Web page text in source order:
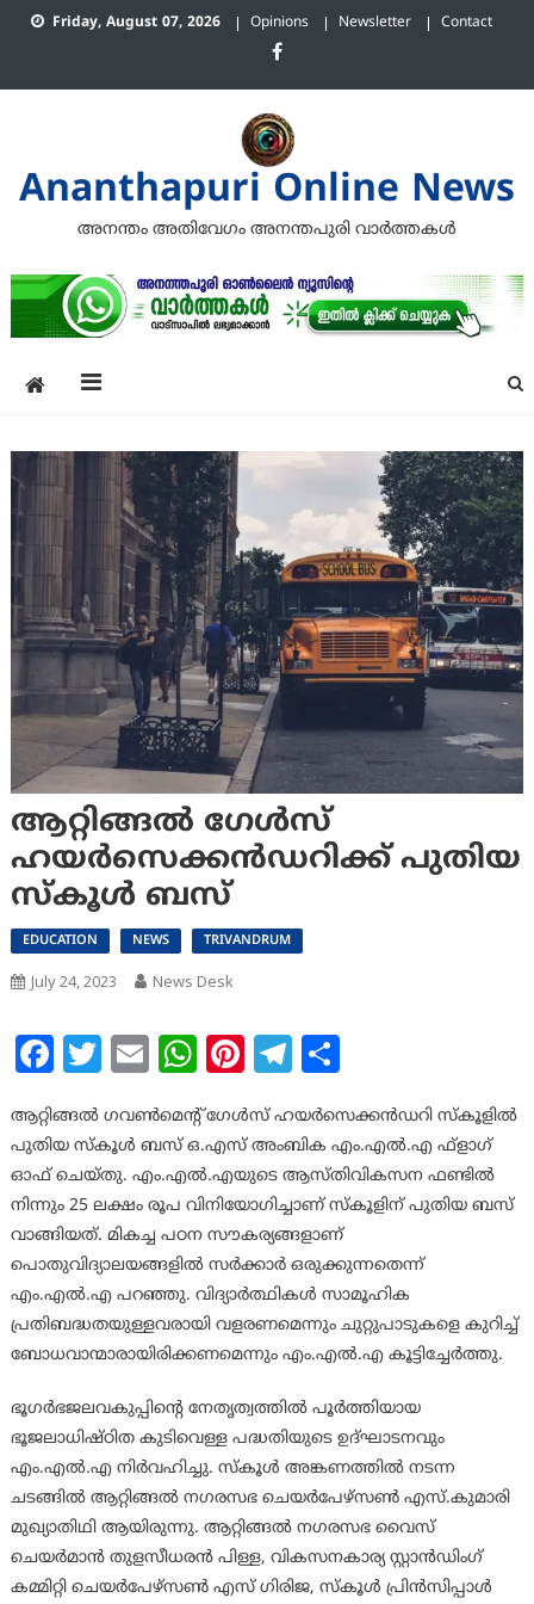
Skip
Friday, August 07, 2026 Opinions Newsletter Contact
Ananthapuri Online News
അനന്തം അതിവേഗം അനന്തപുരി വാര്‍ത്തകള്‍
ആറ്റിങ്ങൽ ഗേൾസ്
ഹയർസെക്കൻഡറിക്ക് പുതിയ
സ്‌കൂൾ ബസ്
EDUCATION NEWS TRIVANDRUM
July 24, 2023 News Desk
Facebook
Twitter
EmailWhatsApp
Pinterest
Telegram
Share
ആറ്റിങ്ങൽ ഗവൺമെന്റ് ഗേൾസ് ഹയർസെക്കൻഡറി സ്‌കൂളിൽ
പുതിയ സ്‌കൂൾ ബസ് ഒ.എസ് അംബിക എം.എൽ.എ ഫ്‌ളാഗ്
ഓഫ് ചെയ്തു. എം.എൽ.എയുടെ ആസ്തിവികസന ഫണ്ടിൽ
നിന്നും 25 ലക്ഷം രൂപ വിനിയോഗിച്ചാണ് സ്‌കൂളിന് പുതിയ ബസ്
വാങ്ങിയത്. മികച്ച പഠന സൗകര്യങ്ങളാണ്
പൊതുവിദ്യാലയങ്ങളിൽ സർക്കാർ ഒരുക്കുന്നതെന്ന്
എം.എൽ.എ പറഞ്ഞു. വിദ്യാർത്ഥികൾ സാമൂഹിക
പ്രതിബദ്ധതയുള്ളവരായി വളരണമെന്നും ചുറ്റുപാടുകളെ കുറിച്ച്
ബോധവാന്മാരായിരിക്കണമെന്നും എം.എൽ.എ കൂട്ടിച്ചേർത്തു.
ഭൂഗർഭജലവകുപ്പിന്റെ നേതൃത്വത്തിൽ പൂർത്തിയായ
ഭൂജലാധിഷ്ഠിത കുടിവെള്ള പദ്ധതിയുടെ ഉദ്ഘാടനവും
എം.എൽ.എ നിർവഹിച്ചു. സ്‌കൂൾ അങ്കണത്തിൽ നടന്ന
ചടങ്ങിൽ ആറ്റിങ്ങൽ നഗരസഭ ചെയർപേഴ്‌സൺ എസ്.കുമാരി
മുഖ്യാതിഥി ആയിരുന്നു. ആറ്റിങ്ങൽ നഗരസഭ വൈസ്
ചെയർമാൻ തുളസീധരൻ പിള്ള, വികസനകാര്യ സ്റ്റാൻഡിംഗ്
കമ്മിറ്റി ചെയർപേഴ്‌സൺ എസ് ഗിരിജ, സ്‌കൂൾ പ്രിൻസിപ്പാൾ